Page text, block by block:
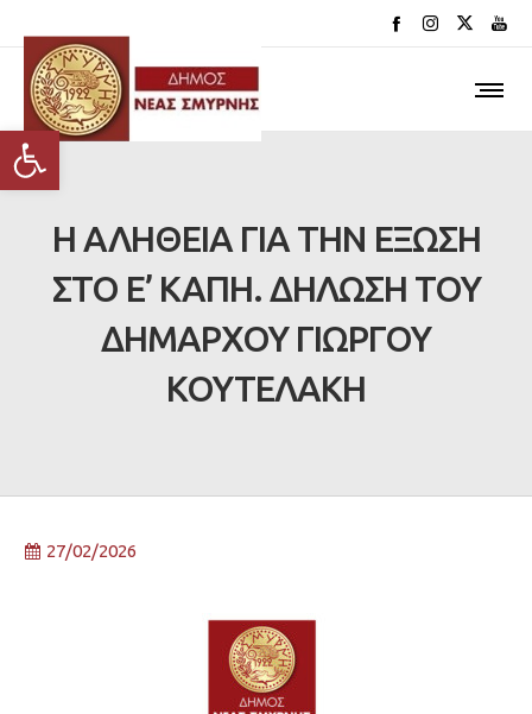
Ανοίξτε τη γραμμή εργαλείων
Η ΑΛΗΘΕΙΑ ΓΙΑ ΤΗΝ ΕΞΩΣΗ
ΣΤΟ Ε’ ΚΑΠΗ. ΔΗΛΩΣΗ ΤΟΥ
ΔΗΜΑΡΧΟΥ ΓΙΩΡΓΟΥ
ΚΟΥΤΕΛΑΚΗ
27/02/2026